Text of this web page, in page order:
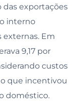
das exportações
interno
externas. Em
9,17 por
custos
que incentivou
doméstico.